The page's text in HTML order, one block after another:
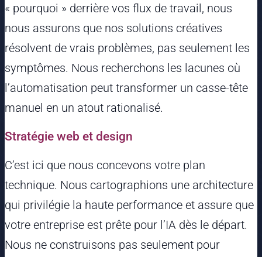
« pourquoi » derrière vos flux de travail, nous
nous assurons que nos solutions créatives
résolvent de vrais problèmes, pas seulement les
symptômes. Nous recherchons les lacunes où
l’automatisation peut transformer un casse-tête
manuel en un atout rationalisé.
Stratégie web et design
C’est ici que nous concevons votre plan
technique. Nous cartographions une architecture
qui privilégie la haute performance et assure que
votre entreprise est prête pour l’IA dès le départ.
Nous ne construisons pas seulement pour